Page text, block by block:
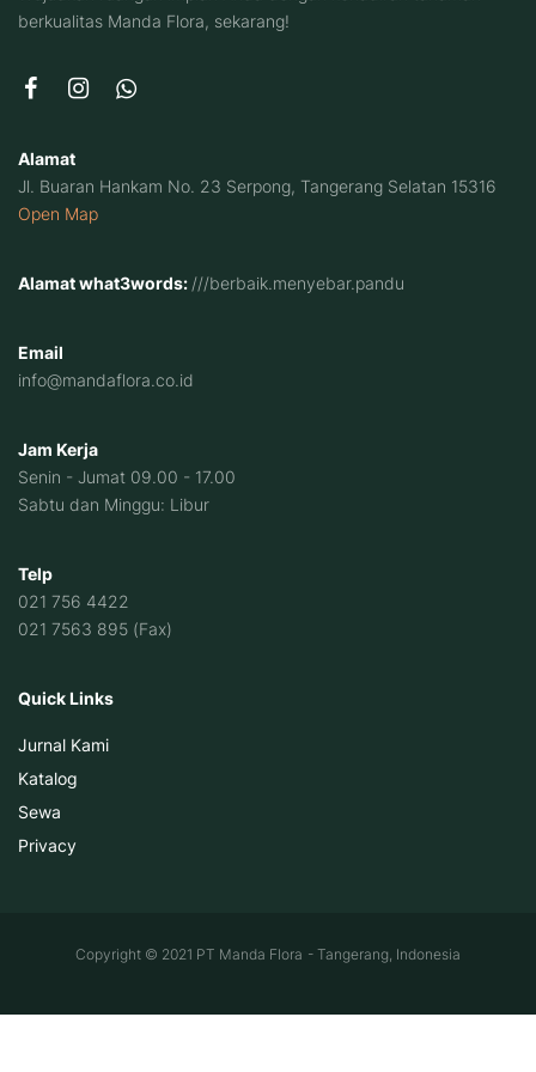
berkualitas Manda Flora, sekarang!
Alamat
Jl. Buaran Hankam No. 23 Serpong, Tangerang Selatan 15316
Open Map
Alamat what3words: ///berbaik.menyebar.pandu
Email
info@mandaflora.co.id
Jam Kerja
Senin - Jumat 09.00 - 17.00
Sabtu dan Minggu: Libur
Telp
021 756 4422
021 7563 895 (Fax)
Quick Links
Jurnal Kami
Katalog
Sewa
Privacy
Copyright © 2021 PT Manda Flora - Tangerang, Indonesia